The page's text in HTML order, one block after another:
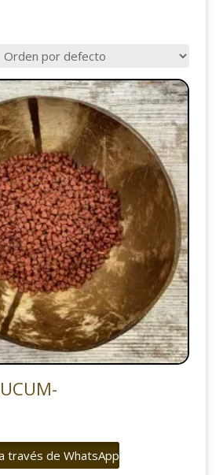
través de WhatsApp